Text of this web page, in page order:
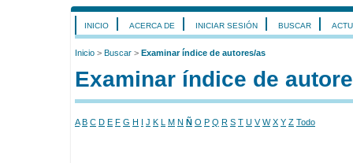
INICIO ACERCA DE INICIAR SESIÓN BUSCAR
Inicio > Buscar > Examinar índice de autores/as
Examinar índice de
A B C D E F G H I J K L M N Ñ O P Q R S T U V W X Y Z Todo